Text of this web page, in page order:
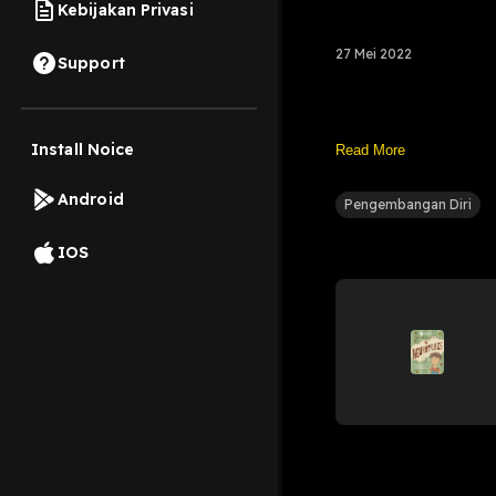
Kebijakan Privasi
Support
Install Noice
Android
IOS
27 Mei 2022
Read More
Pengembangan Diri